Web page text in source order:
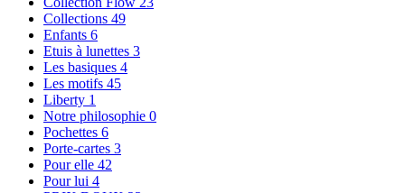
Collections 49
Enfants 6
Etuis à lunettes 3
Les basiques 4
Les motifs 45
Liberty 1
Notre philosophie 0
Pochettes 6
Porte-cartes 3
Pour elle 42
Pour lui 4